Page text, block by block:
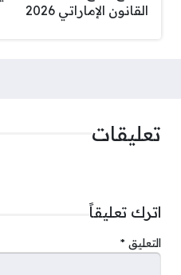
القانون الإماراتي 2026
تعليقات
اترك تعليقاً
التعليق *